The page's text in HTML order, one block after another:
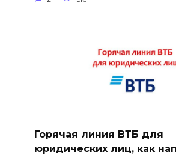
Горячая линия ВТБ для
юридических лиц, как